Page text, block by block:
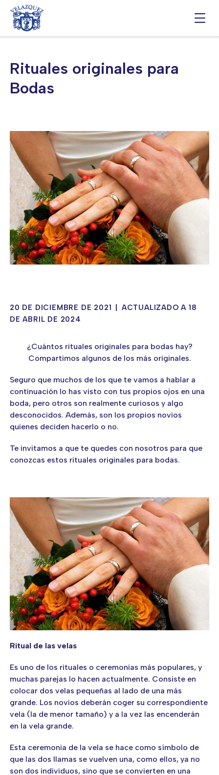
Saltar
contenido
Rituales originales para
Bodas
20 DE DICIEMBRE DE 2021
ACTUALIZADO A 18
DE ABRIL DE 2024
¿Cuántos rituales originales para bodas hay?
Compartimos algunos de los más originales.
Seguro que muchos de los que te vamos a hablar a
continuación lo has visto con tus propios ojos en una
boda, pero otros son realmente curiosos y algo
desconocidos. Además, son los propios novios
quienes deciden hacerlo o no.
Te invitamos a que te quedes con nosotros para que
conozcas estos rituales originales para bodas.
Ritual de las velas
Es uno de los rituales o ceremonias más populares, y
muchas parejas lo hacen actualmente. Consiste en
colocar dos velas pequeñas al lado de una más
grande. Los novios deberán coger su correspondiente
vela (la de menor tamaño) y a la vez las encenderán
en la vela grande.
Esta ceremonia de la vela se hace como símbolo de
que las dos llamas se vuelven una, como ellos, ya no
son dos individuos, sino que se convierten en una